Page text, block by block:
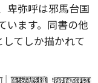
卑弥呼は邪馬台国
います。同書の他
してしか描かれて